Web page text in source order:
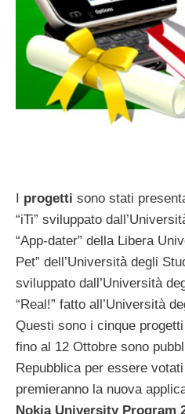
I progetti sono stati
“iTi” sviluppato
“App-dater” della Libera
Pet” dell’Università degli
sviluppato dall’Università
“Real!” fatto all’Università
Questi sono i cinque
fino al 12 Ottobre sono
Repubblica per essere
premieranno la nuova
Nokia University Program